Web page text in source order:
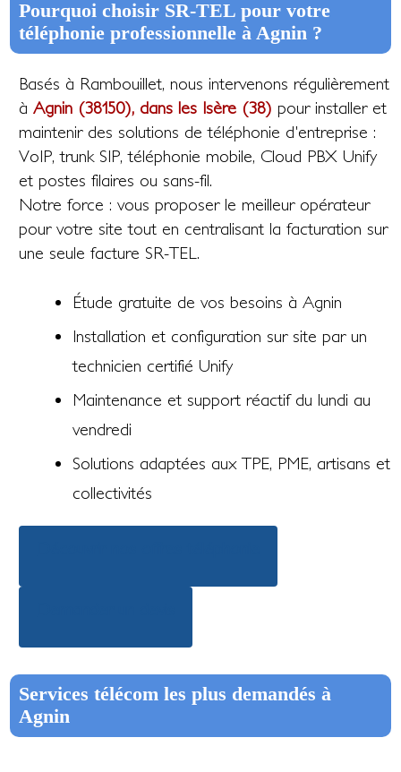
Pourquoi choisir SR-TEL pour votre
téléphonie professionnelle à Agnin ?
Basés à Rambouillet, nous intervenons régulièrement
àAgnin (38150), dans les Isère (38) pour installer et
maintenir des solutions de téléphonie d'entreprise :
VoIP, trunk SIP, téléphonie mobile, Cloud PBX Unify
et postes filaires ou sans-fil.
Notre force : vous proposer le meilleur opérateur
pour votre site tout en centralisant la facturation sur
une seule facture SR-TEL.
Étude gratuite de vos besoins à Agnin
Installation et configuration sur site par un
technicien certifié Unify
Maintenance et support réactif du lundi au
vendredi
Solutions adaptées aux TPE, PME, artisans et
collectivités
Services télécom les plus demandés à
Agnin